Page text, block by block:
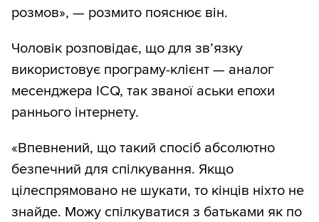
розмов», — розмито пояснює він.
Чоловік розповідає, що для зв’язку
використовує програму-клієнт — аналог
месенджера ICQ, так званої аськи епохи
раннього інтернету.
«Впевнений, що такий спосіб абсолютно
безпечний для спілкування. Якщо
цілеспрямовано не шукати, то кінців ніхто не
знайде. Можу спілкуватися з батьками як по